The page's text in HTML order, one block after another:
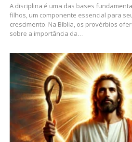
A disciplina é uma das bases
filhos, um componente essencial para
crescimento. Na Bíblia, os provérbios
sobre a importância da…